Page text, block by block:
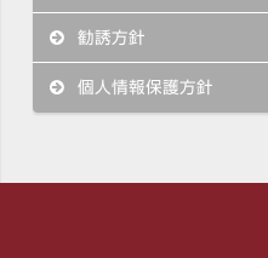
勧誘方針
個人情報保護方針